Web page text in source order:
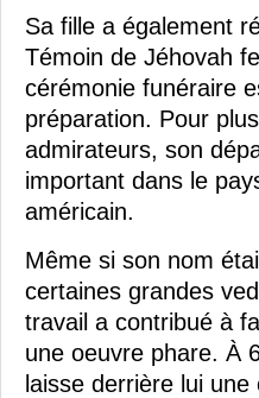
Sa fille a également
Témoin de Jéhovah
cérémonie funéraire
préparation. Pour
admirateurs, son
important dans le
américain.
Même si son nom
certaines grandes
travail a contribué à
une oeuvre phare. À
laisse derrière lui